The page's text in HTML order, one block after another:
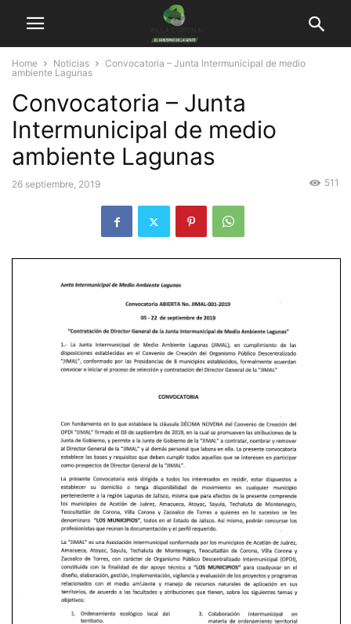
Home Noticias
Convocatoria – Junta Intermunicipal de medio
ambiente Lagunas
Convocatoria – Junta
Intermunicipal de medio
ambiente Lagunas
26 septiembre, 2019 511